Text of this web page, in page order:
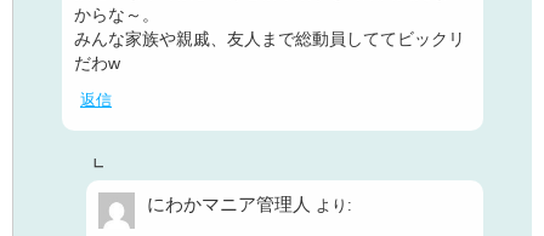
からな～。
みんな家族や親戚、友人まで総動員しててビックリ
だわw
返信
にわかマニア管理人 より: